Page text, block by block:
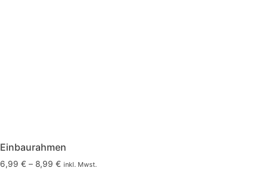
Einbaurahmen
6,99 € – 8,99 € inkl. Mwst.